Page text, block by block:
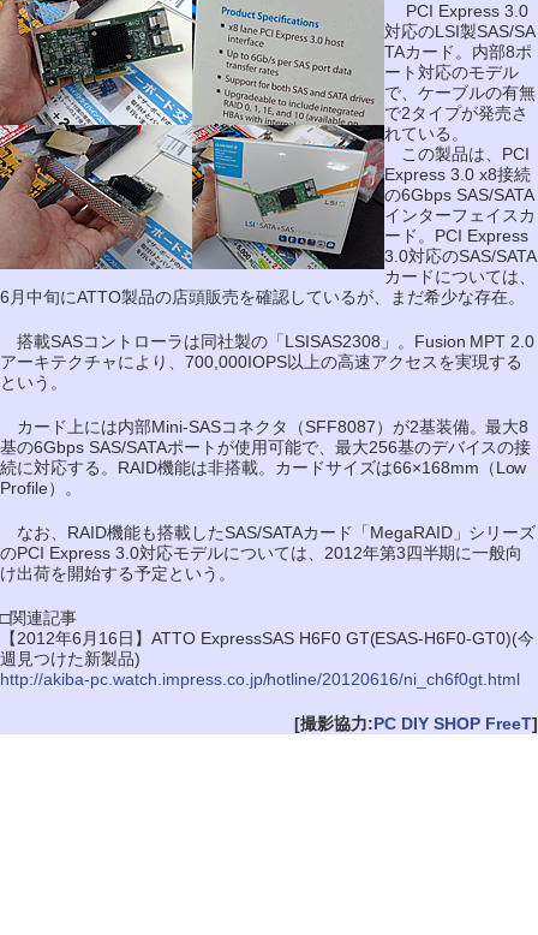
PCI Express 3.0
対応のLSI製SAS/SA
TAカード。内部8ポ
ート対応のモデル
で、ケーブルの有無
で2タイプが発売さ
れている。
この製品は、PCI
Express 3.0 x8接続
の6Gbps SAS/SATA
インターフェイスカ
ード。PCI Express
3.0対応のSAS/SATA
カードについては、
6月中旬にATTO製品の店頭販売を確認しているが、まだ希少な存在。
搭載SASコントローラは同社製の「LSISAS2308」。Fusion MPT 2.0
アーキテクチャにより、700,000IOPS以上の高速アクセスを実現する
という。
カード上には内部Mini-SASコネクタ（SFF8087）が2基装備。最大8
基の6Gbps SAS/SATAポートが使用可能で、最大256基のデバイスの接
続に対応する。RAID機能は非搭載。カードサイズは66×168mm（Low
Profile）。
なお、RAID機能も搭載したSAS/SATAカード「MegaRAID」シリーズ
のPCI Express 3.0対応モデルについては、2012年第3四半期に一般向
け出荷を開始する予定という。
□関連記事
【2012年6月16日】ATTO ExpressSAS H6F0 GT(ESAS-H6F0-GT0)(今
週見つけた新製品)
http://akiba-pc.watch.impress.co.jp/hotline/20120616/ni_ch6f0gt.html
[撮影協力:PC DIY SHOP FreeT]